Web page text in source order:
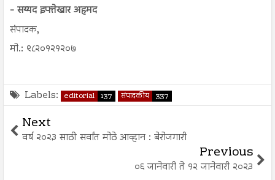
- सय्यद इफ्तेखार अहमद
संपादक,
मो.: ९८२०१२१२०७
Labels: editorial 137 संपादकीय 337
Next
वर्ष २०२३ साठी सर्वांत मोठे आव्हान : बेरोजगारी
Previous
०६ जानेवारी ते १२ जानेवारी २०२३